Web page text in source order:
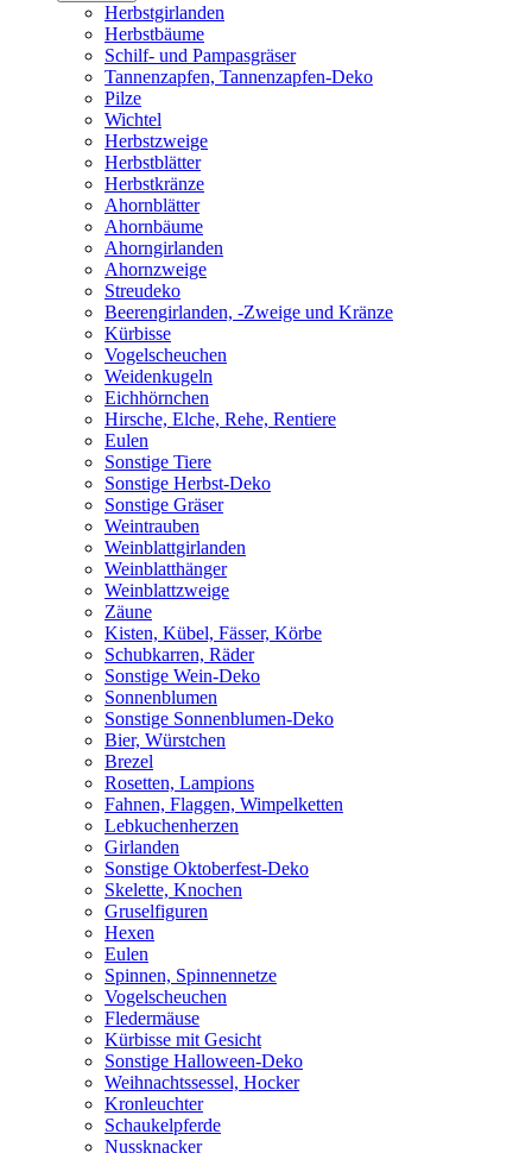
Herbstgirlanden
Herbstbäume
Schilf- und Pampasgräser
Tannenzapfen, Tannenzapfen-Deko
Pilze
Wichtel
Herbstzweige
Herbstblätter
Herbstkränze
Ahornblätter
Ahornbäume
Ahorngirlanden
Ahornzweige
Streudeko
Beerengirlanden, -Zweige und Kränze
Kürbisse
Vogelscheuchen
Weidenkugeln
Eichhörnchen
Hirsche, Elche, Rehe, Rentiere
Eulen
Sonstige Tiere
Sonstige Herbst-Deko
Sonstige Gräser
Weintrauben
Weinblattgirlanden
Weinblatthänger
Weinblattzweige
Zäune
Kisten, Kübel, Fässer, Körbe
Schubkarren, Räder
Sonstige Wein-Deko
Sonnenblumen
Sonstige Sonnenblumen-Deko
Bier, Würstchen
Brezel
Rosetten, Lampions
Fahnen, Flaggen, Wimpelketten
Lebkuchenherzen
Girlanden
Sonstige Oktoberfest-Deko
Skelette, Knochen
Gruselfiguren
Hexen
Eulen
Spinnen, Spinnennetze
Vogelscheuchen
Fledermäuse
Kürbisse mit Gesicht
Sonstige Halloween-Deko
Weihnachtssessel, Hocker
Kronleuchter
Schaukelpferde
Nussknacker